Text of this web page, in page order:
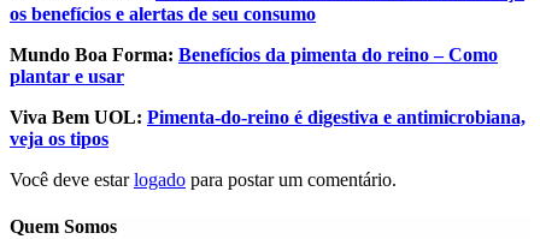
os benefícios e alertas de seu consumo
Mundo Boa Forma: Benefícios da pimenta do reino – Como
plantar e usar
Viva Bem UOL: Pimenta-do-reino é digestiva e antimicrobiana,
veja os tipos
Você deve estarlogado para postar um comentário.
Quem Somos